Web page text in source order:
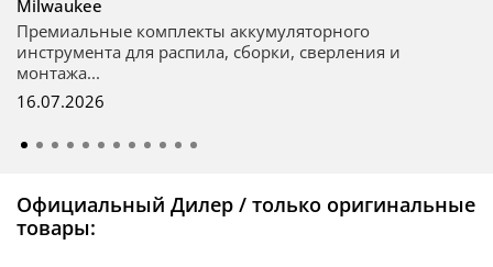
Milwaukee
Премиальные комплекты аккумуляторного
инструмента для распила, сборки, сверления и
монтажа...
16.07.2026
Официальный Дилер / только оригинальные
товары: